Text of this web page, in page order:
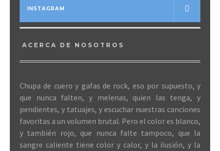
INSTAGRAM
ACERCA DE NOSOTROS
Chupa de cuero y gafas de rock, eso por supuesto, y
que nunca falten, y melenas, quien las tenga, y
pendientes, y tatuajes, y escuchar nuestras canciones
favoritas a un volumen brutal. Pero el color es blanco,
y también rojo, que nunca falte tampoco, que la
sangre caliente tiene color y calor, y la ilusión, y la